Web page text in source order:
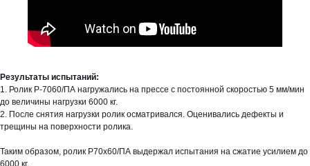
Результаты испытаний:
1. Ролик Р-7060/ПА нагружались на прессе с постоянной скоростью 5 мм/мин
до величины нагрузки 6000 кг.
2. После снятия нагрузки ролик осматривался. Оценивались дефекты и
трещины на поверхности ролика.
Таким образом, ролик Р70х60/ПА выдержал испытания на сжатие усилием до